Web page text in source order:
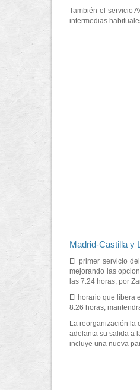
También el servicio
intermedias
Madrid-Castilla y
El primer servicio
mejorando las
las 7.24 horas, por
El horario que libera
8.26 horas,
La reorganización la
adelanta su salida a
incluye una nueva